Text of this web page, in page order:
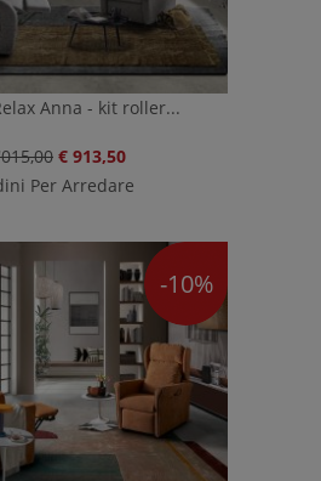
Anna - kit roller...
€ 913,50
Per Arredare
-10%